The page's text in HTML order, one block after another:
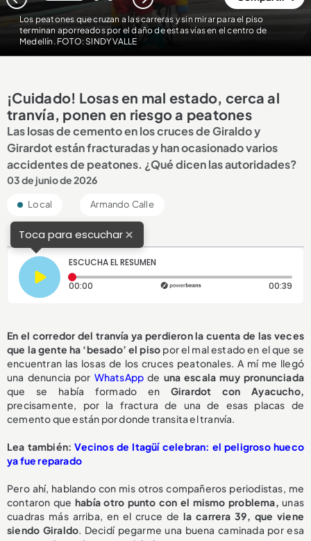
Los peatones que cruzan a las carreras y sin mirar para el piso
terminan aporreados por el daño de estas vías en el centro de
Medellín. FOTO: SINDY VALLE
¡Cuidado! Losas en mal estado, cerca al
tranvía, ponen en riesgo a peatones
Las losas de cemento en los cruces de Giraldo y
Girardot están fracturadas y han ocasionado varios
accidentes de peatones. ¿Qué dicen las autoridades?
03 de junio de 2026
Local Armando Calle
Toca para escuchar×
ESCUCHA EL RESUMEN
00:00 Tiempo transcurrido: 0 segundos 00:39
En el corredor del tranvía ya perdieron la cuenta de las veces
que la gente ha ‘besado’ el piso por el mal estado en el que se
encuentran las losas de los cruces peatonales. A mí me llegó
una denuncia por WhatsAppde una escala muy pronunciada
que se había formado en Girardot con Ayacucho,
precisamente, por la fractura de una de esas placas de
cemento que están por donde transita el tranvía.
Lea también:Vecinos de Itagüí celebran: el peligroso hueco
ya fue reparado
Pero ahí, hablando con mis otros compañeros periodistas, me
contaron que había otro punto con el mismo problema, unas
cuadras más arriba, en el cruce de la carrera 39, que viene
siendo Giraldo. Decidí pegarme una buena caminada por esa